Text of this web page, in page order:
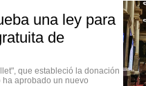
una ley para
de
que estableció la donación
aprobado un nuevo